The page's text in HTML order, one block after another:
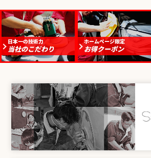
日本一の技術力
当社のこだわり
ホームページ限定
お得クーポン